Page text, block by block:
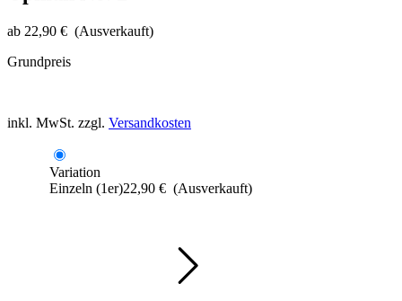
ab 22,90 € (Ausverkauft)
Grundpreis
inkl. MwSt. zzgl. Versandkosten
Variation
Einzeln (1er)22,90 € (Ausverkauft)